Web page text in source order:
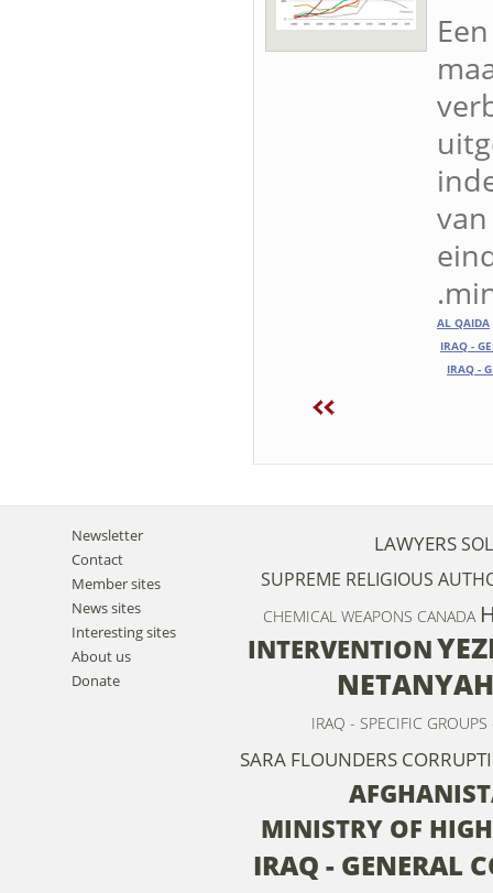
AL QAIDA
IRAQ -
IRAQ -
Newsletter
Contact
Member sites
News sites
Interesting sites
About us
Donate
LAWYERS
SUPREME RELIGIOUS
CHEMICAL WEAPONS CANADA
INTERVENTION
IRAQ - SPECIFIC
SARA FLOUNDERS
MINISTRY OF
IRAQ - GENERAL